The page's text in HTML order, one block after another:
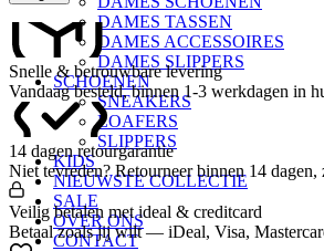
DAMES TASSEN
DAMES ACCESSOIRES
DAMES SLIPPERS
SCHOENEN
SNEAKERS
LOAFERS
SLIPPERS
KIDS
NIEUWSTE COLLECTIE
SALE
OVER ONS
CONTACT
Snelle & betrouwbare levering
Vandaag besteld, binnen 1-3 werkdagen in
14 dagen retourgarantie
Niet tevreden? Retourneer binnen 14 dagen,
Veilig betalen met ideal & creditcard
Betaal zoals jij wilt — iDeal, Visa,